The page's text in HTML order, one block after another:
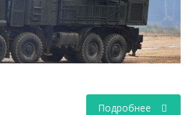
Подробнее